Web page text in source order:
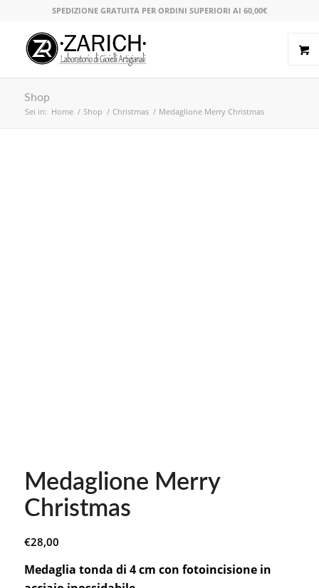
SPEDIZIONE GRATUITA PER ORDINI SUPERIORI AI 60,00€
Shop
Sei in: Home / Shop / Christmas / Medaglione Merry Christmas
Medaglione Merry
Christmas
€28,00
Medaglia tonda di 4 cm con fotoincisione in